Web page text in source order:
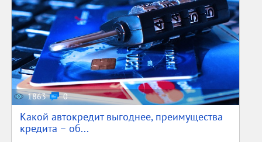
1863 0
Какой автокредит выгоднее, преимущества
кредита – об...